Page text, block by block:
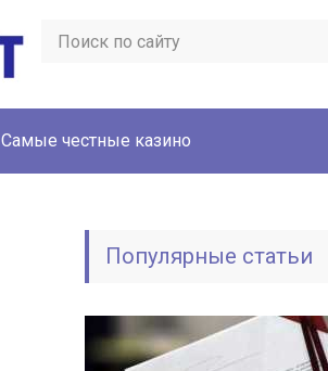
Cамые честные казино
Популярные статьи